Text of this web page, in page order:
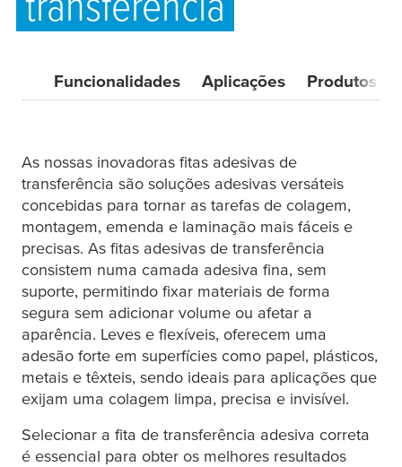
Funcionalidades Aplicações Produtos
As nossas inovadoras fitas adesivas de
transferência são soluções adesivas versáteis
concebidas para tornar as tarefas de colagem,
montagem, emenda e laminação mais fáceis e
precisas. As fitas adesivas de transferência
consistem numa camada adesiva fina, sem
suporte, permitindo fixar materiais de forma
segura sem adicionar volume ou afetar a
aparência. Leves e flexíveis, oferecem uma
adesão forte em superfícies como papel, plásticos,
metais e têxteis, sendo ideais para aplicações que
exijam uma colagem limpa, precisa e invisível.
Selecionar a fita de transferência adesiva correta
é essencial para obter os melhores resultados